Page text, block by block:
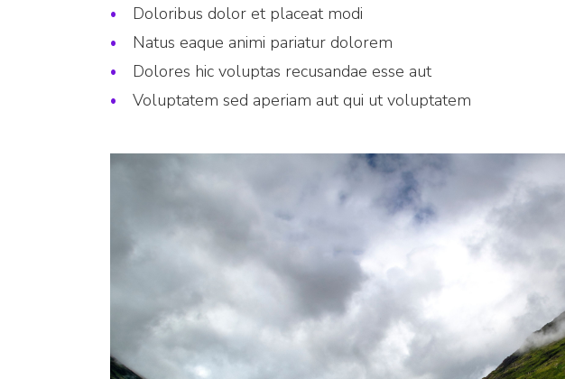
Doloribus dolor et placeat modi
Natus eaque animi pariatur dolorem
Dolores hic voluptas recusandae esse aut
Voluptatem sed aperiam aut qui ut voluptatem